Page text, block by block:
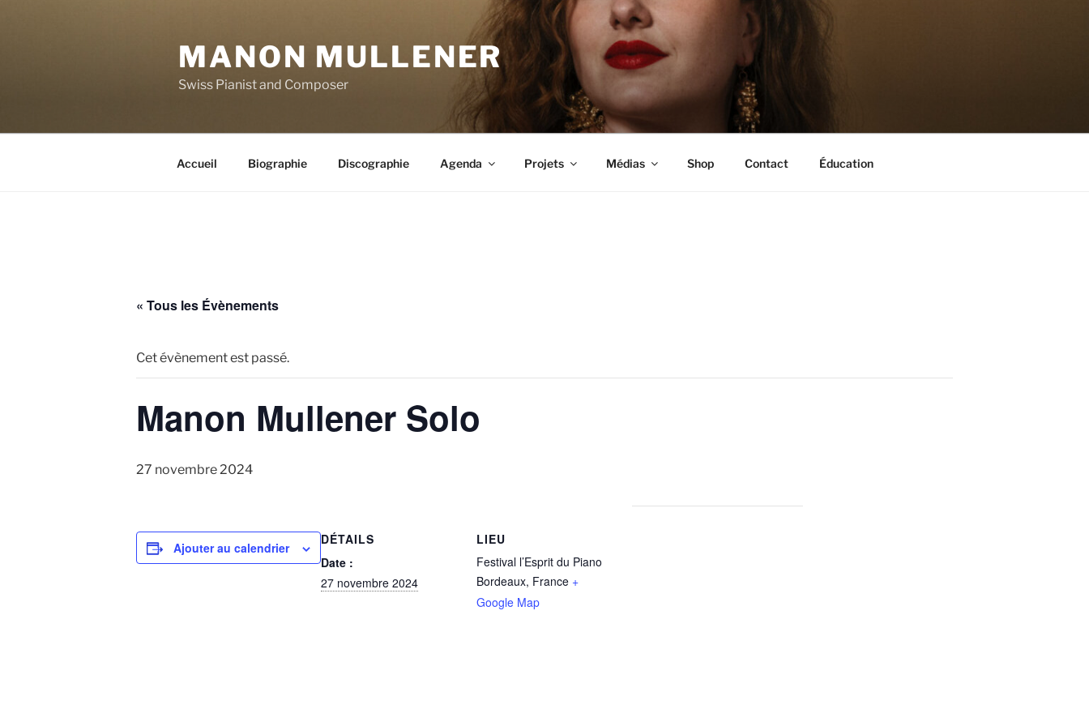
MANON MULLENER
Swiss Pianist and Composer
Accueil Biographie Discographie Agenda Projets Médias Shop Contact Éducation
« Tous les Évènements
Cet évènement est passé.
Manon Mullener Solo
27 novembre 2024
Ajouter au calendrier
DÉTAILS
Date :
27 novembre 2024
LIEU
Festival l’Esprit du Piano
Bordeaux, France +
Google Map